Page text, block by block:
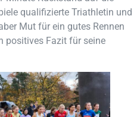
qualifizierte Triathletin und
Mut für ein gutes Rennen
positives Fazit für seine